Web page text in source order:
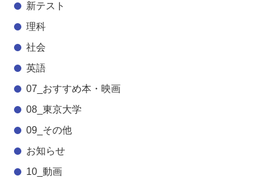
新テスト
理科
社会
英語
07_おすすめ本・映画
08_東京大学
09_その他
お知らせ
10_動画